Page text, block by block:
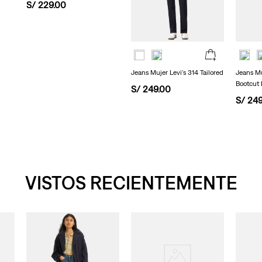
S/ 229.00
Jeans Mujer Levi's 314 Tailored
S/ 249.00
Jeans
Bootcut
S/
VISTOS RECIENTEMENTE